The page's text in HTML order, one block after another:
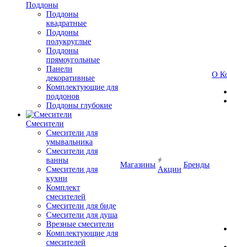
Поддоны
Поддоны
квадратные
Поддоны
полукруглые
Поддоны
прямоугольные
Панели
декоративные
Комплектующие для
поддонов
Поддоны глубокие
Смесители
Смесители для
умывальника
Смесители для
ванны
Смесители для
кухни
Комплект
смесителей
Смесители для биде
Смесители для душа
Врезные смесители
Комплектующие для
смесителей
Магазины
Акции
Бренды
О